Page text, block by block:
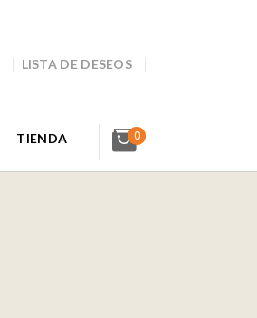
LISTA DE DESEOS
TIENDA 0